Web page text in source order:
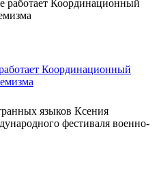
Координационный